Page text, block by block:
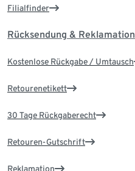
Filialfinder
Rücksendung & Reklamation
Kostenlose Rückgabe / Umtausch
Retourenetikett
30 Tage Rückgaberecht
Retouren-Gutschrift
Reklamation